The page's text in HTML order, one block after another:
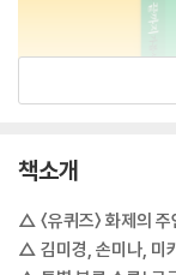
책소개
△ 〈유퀴즈〉 화제의
△ 김미경, 손미나, 미